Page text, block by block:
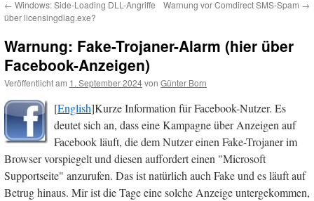
← Windows: Side-Loading DLL-Angriffe
über licensingdiag.exe?
Warnung vor Comdirect SMS-Spam →
Warnung: Fake-Trojaner-Alarm (hier über
Facebook-Anzeigen)
Veröffentlicht am 1. September 2024von Günter Born
[English]Kurze Information für Facebook-Nutzer. Es
deutet sich an, dass eine Kampagne über Anzeigen auf
Facebook läuft, die dem Nutzer einen Fake-Trojaner im
Browser vorspiegelt und diesen auffordert einen "Microsoft
Supportseite" anzurufen. Das ist natürlich auch Fake und es läuft auf
Betrug hinaus. Mir ist die Tage eine solche Anzeige untergekommen,